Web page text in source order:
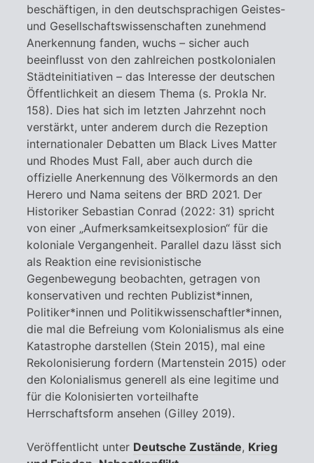
beschäftigen, in den deutschsprachigen Geistes-
und Gesellschaftswissenschaften zunehmend
Anerkennung fanden, wuchs – sicher auch
beeinflusst von den zahlreichen postkolonialen
Städteinitiativen – das Interesse der deutschen
Öffentlichkeit an diesem Thema (s. Prokla Nr.
158). Dies hat sich im letzten Jahrzehnt noch
verstärkt, unter anderem durch die Rezeption
internationaler Debatten um Black Lives Matter
und Rhodes Must Fall, aber auch durch die
offizielle Anerkennung des Völkermords an den
Herero und Nama seitens der BRD 2021. Der
Historiker Sebastian Conrad (2022: 31) spricht
von einer „Aufmerksamkeitsexplosion“ für die
koloniale Vergangenheit. Parallel dazu lässt sich
als Reaktion eine revisionistische
Gegenbewegung beobachten, getragen von
konservativen und rechten Publizist*innen,
Politiker*innen und Politikwissenschaftler*innen,
die mal die Befreiung vom Kolonialismus als eine
Katastrophe darstellen (Stein 2015), mal eine
Rekolonisierung fordern (Martenstein 2015) oder
den Kolonialismus generell als eine legitime und
für die Kolonisierten vorteilhafte
Herrschaftsform ansehen (Gilley 2019).
Veröffentlicht unter Deutsche Zustände, Krieg